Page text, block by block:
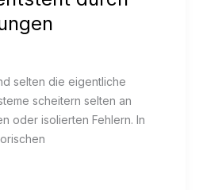
selten die eigentliche
scheitern selten an
oder isolierten Fehlern. In